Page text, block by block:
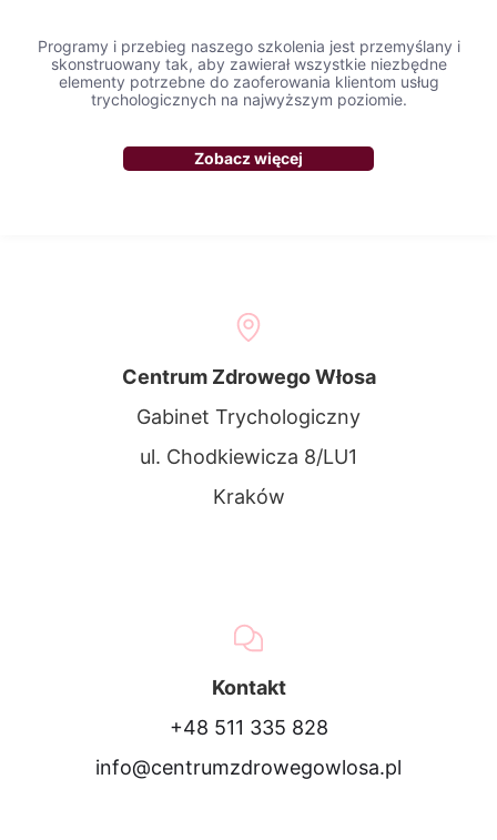
Programy i przebieg naszego szkolenia jest przemyślany i
skonstruowany tak, aby zawierał wszystkie niezbędne
elementy potrzebne do zaoferowania klientom usług
trychologicznych na najwyższym poziomie.
Zobacz więcej
Centrum Zdrowego Włosa
Gabinet Trychologiczny
ul. Chodkiewicza 8/LU1
Kraków
Kontakt
+48 511 335 828
info@centrumzdrowegowlosa.pl